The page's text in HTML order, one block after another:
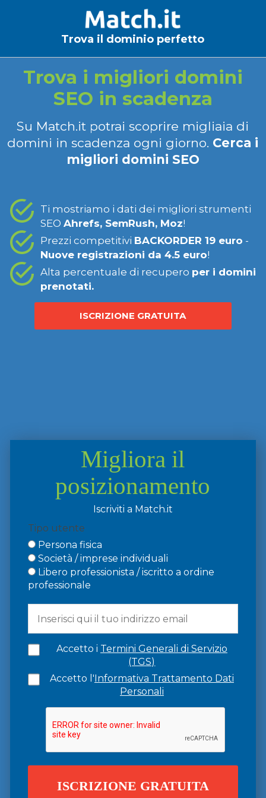
Trova il dominio perfetto
Trova i migliori domini
SEO in scadenza
Su Match.it potrai scoprire migliaia di
domini in scadenza ogni giorno. Cerca i
migliori domini SEO
Ti mostriamo i dati dei migliori strumenti
SEO Ahrefs, SemRush, Moz!
Prezzi competitivi BACKORDER 19 euro -
Nuove registrazioni da 4.5 euro!
Alta percentuale di recupero per i domini
prenotati.
ISCRIZIONE GRATUITA
Migliora il
posizionamento
Iscriviti a Match.it
Tipo utente
Persona fisica
Società / imprese individuali
Libero professionista / iscritto a ordine
professionale
Accetto i Termini Generali di Servizio
(TGS)
Accetto l'Informativa Trattamento Dati
Personali